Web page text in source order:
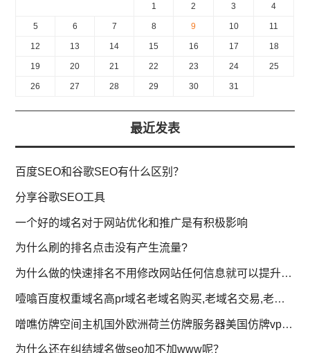
1 2 3 4
5 6 7 8 9 10 11
12 13 14 15 16 17 18
19 20 21 22 23 24 25
26 27 28 29 30 31
最近发表
百度SEO和谷歌SEO有什么区别？
分享谷歌SEO工具
一个好的域名对于网站优化和推广是有积极影响
为什么刷的排名点击没有产生流量?
为什么做的快速排名不用修改网站任何信息就可以提升排名?
噎噏百度权重域名高pr域名老域名购买,老域名交易,老域名出售,已备案域名,百度搜狗收录域名,外链反链域名
噌噍仿牌空间主机国外欧洲荷兰仿牌服务器美国仿牌vps推荐,外贸抗投诉服务器,免投诉vps,防投诉主机空间
为什么还在纠结域名做seo加不加www呢？